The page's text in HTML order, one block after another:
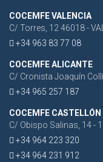
COCEMFE VALENCIA
C/ Torres, 12 46018 -
+34 963 83 77 08
COCEMFE ALICANTE
C/ Cronista Joaquín
+34 965 257 187
COCEMFE CASTELLÓN
C/ Obispo Salinas, 14 -
+34 964 223 320
+34 964 231 912